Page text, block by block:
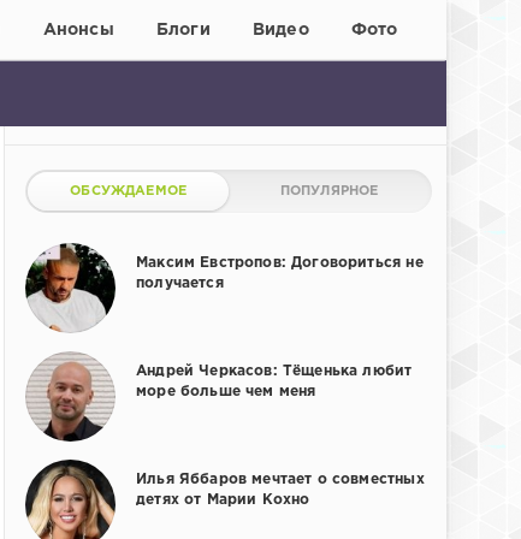
Анонсы Блоги Видео Фото
ОБСУЖДАЕМОЕ ПОПУЛЯРНОЕ
Максим Евстропов: Договориться не
получается
Андрей Черкасов: Тёщенька любит
море больше чем меня
Илья Яббаров мечтает о совместных
детях от Марии Кохно